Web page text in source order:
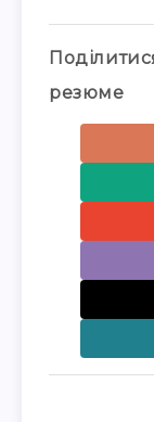
резюме